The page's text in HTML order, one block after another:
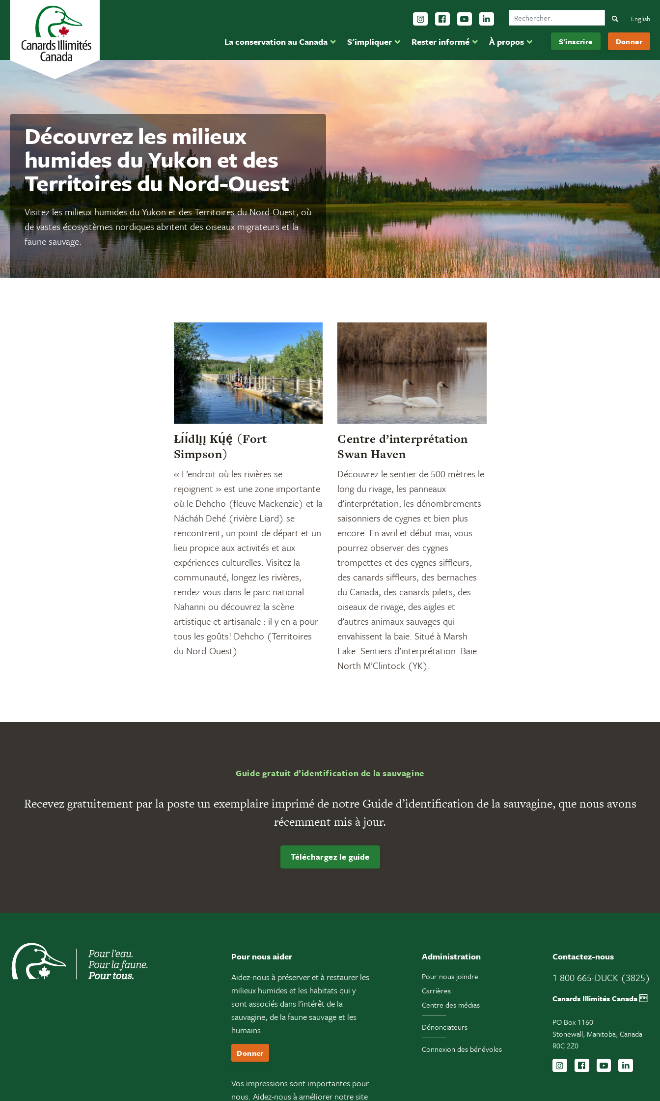
La conservation au Canada S'impliquer Rester informé À propos S'inscrire Donner
Suivez-nous sur Instagram
Suivez-nous sur Facebook
Inscrivez-vous sur YouTube
Suivez-nous sur LinkedIn
Search Ducks Unlimited CanadaSearch
English
Découvrez les milieux
humides du Yukon et des
Territoires du Nord-Ouest
Visitez les milieux humides du Yukon et des Territoires du Nord-Ouest, où
de vastes écosystèmes nordiques abritent des oiseaux migrateurs et la
faune sauvage.
Łı́ı́dlı̨ı̨ Kų́ę́ (Fort
Simpson)
« L’endroit où les rivières se
rejoignent » est une zone importante
où le Dehcho (fleuve Mackenzie) et la
Nácháh Dehé (rivière Liard) se
rencontrent, un point de départ et un
lieu propice aux activités et aux
expériences culturelles. Visitez la
communauté, longez les rivières,
rendez-vous dans le parc national
Nahanni ou découvrez la scène
artistique et artisanale : il y en a pour
tous les goûts! Dehcho (Territoires
du Nord-Ouest).
Centre d’interprétation
Swan Haven
Découvrez le sentier de 500 mètres le
long du rivage, les panneaux
d’interprétation, les dénombrements
saisonniers de cygnes et bien plus
encore. En avril et début mai, vous
pourrez observer des cygnes
trompettes et des cygnes siffleurs,
des canards siffleurs, des bernaches
du Canada, des canards pilets, des
oiseaux de rivage, des aigles et
d’autres animaux sauvages qui
envahissent la baie. Situé à Marsh
Lake. Sentiers d’interprétation. Baie
North M’Clintock (YK).
Guide gratuit d’identification de la sauvagine
Recevez gratuitement par la poste un exemplaire imprimé de notre Guide d’identification de la sauvagine, que nous avons
récemment mis à jour.
Téléchargez le guide
Pour nous aider
Aidez-nous à préserver et à restaurer les
milieux humides et les habitats qui y
sont associés dans l’intérêt de la
sauvagine, de la faune sauvage et les
humains.
Donner
Vos impressions sont importantes pour
nous. Aidez-nous à améliorer notre site
Administration
Pour nous joindre
Carrières
Centre des médias
Dénonciateurs
Connexion des bénévoles
Contactez-nous
1 800 665-DUCK (3825)
Canards Illimités Canada 
PO Box 1160
Stonewall, Manitoba, Canada
R0C 2Z0
Suivez-nous sur
Suivez-nous sur
Inscrivez-